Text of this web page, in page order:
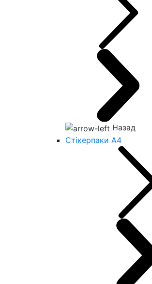
Назад
Стікерпаки А4